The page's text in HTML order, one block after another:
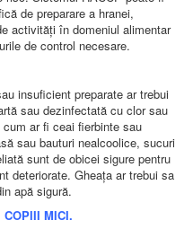
de preparare a hranei,
activități în domeniul alimentar
de control necesare.
insuficient preparate ar trebui
sau dezinfectată cu clor sau
ar fi ceai fierbinte sau
sau bauturi nealcoolice, sucuri
sunt de obicei sigure pentru
deteriorate. Gheața ar trebui sa
apă sigură.
MICI.